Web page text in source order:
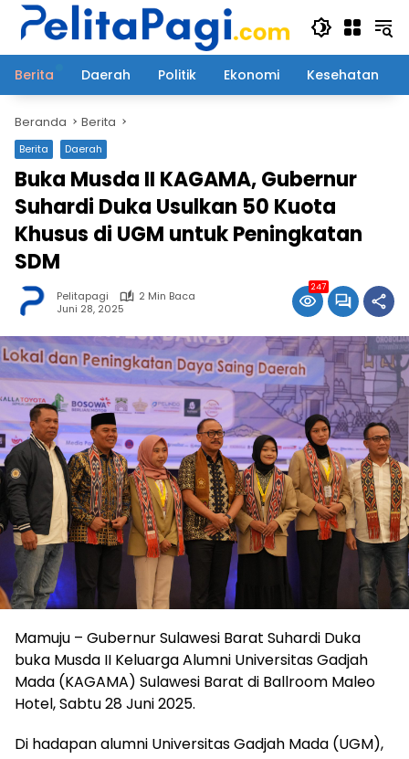
Langsung
Berita
Daerah Politik Ekonomi Kesehatan
Beranda Berita
Berita Daerah
Buka Musda II KAGAMA, Gubernur
Suhardi Duka Usulkan 50 Kuota
Khusus di UGM untuk Peningkatan
SDM
Pelitapagi
2 Min Baca
Juni 28, 2025
247
Mamuju – Gubernur Sulawesi Barat Suhardi Duka
buka Musda II Keluarga Alumni Universitas Gadjah
Mada (KAGAMA) Sulawesi Barat di Ballroom Maleo
Hotel, Sabtu 28 Juni 2025.
Di hadapan alumni Universitas Gadjah Mada (UGM),